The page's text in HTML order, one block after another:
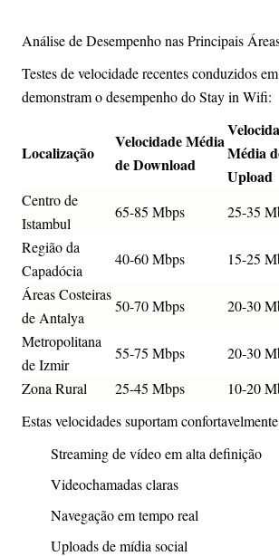
Análise de Desempenho nas Principais
Testes de velocidade recentes conduzidos
demonstram o desempenho do Stay in Wifi:
Localização
Velocidade Média
de Download
Média
Upload
Centro de
Istambul
65-85 Mbps 25-35
Região da
Capadócia
40-60 Mbps 15-25
Áreas Costeiras
de Antalya
50-70 Mbps 20-30
Metropolitana
de Izmir
55-75 Mbps 20-30
Zona Rural
25-45 Mbps 10-20
Estas velocidades suportam
Streaming de vídeo em alta definição
Videochamadas claras
Navegação em tempo real
Uploads de mídia social